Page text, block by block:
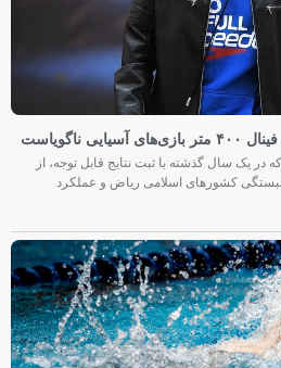
یک سال گذشته با ثبت نتایج قابل توجه، از
کشورهای اسلامی ریاض و عملکرد